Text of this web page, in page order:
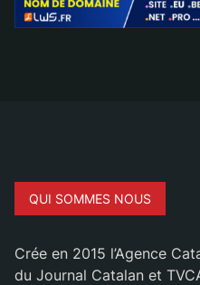
QUI SOMMES NOUS
Crée en 2015 l’Agence
du Journal Catalan et